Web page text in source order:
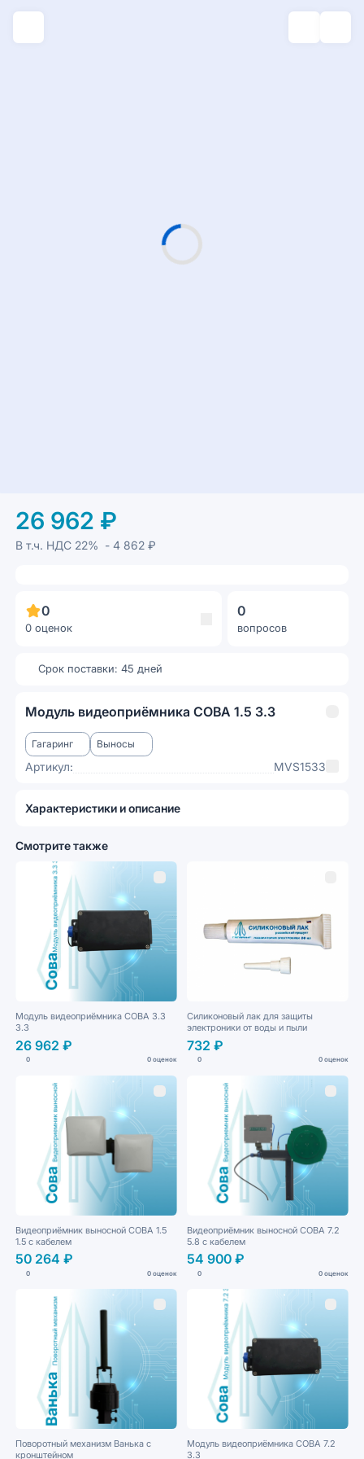
26 962 ₽
В т.ч. НДС 22% - 4 862 ₽
0
0 оценок
0
вопросов
Срок поставки: 45 дней
Модуль видеоприёмника СОВА 1.5 3.3
Гагаринг Выносы
Артикул: MVS1533
Характеристики и описание
Смотрите также
Модуль видеоприёмника СОВА 3.3
3.3
26 962 ₽
0 0 оценок
Силиконовый лак для защиты
электроники от воды и пыли
732 ₽
0 0 оценок
Видеоприёмник выносной СОВА 1.5
1.5 с кабелем
50 264 ₽
0 0 оценок
Видеоприёмник выносной СОВА 7.2
5.8 с кабелем
54 900 ₽
0 0 оценок
Поворотный механизм Ванька с
кронштейном
Модуль видеоприёмника СОВА 7.2
3.3